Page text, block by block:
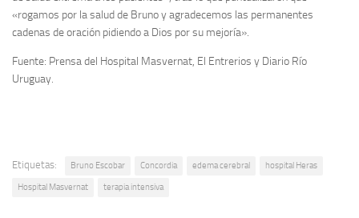
«rogamos por la salud de Bruno y agradecemos las permanentes
cadenas de oración pidiendo a Dios por su mejoría».
Fuente: Prensa del Hospital Masvernat, El Entrerios y Diario Río
Uruguay.
Etiquetas: Bruno Escobar Concordia edema cerebral hospital Heras
Hospital Masvernat terapia intensiva